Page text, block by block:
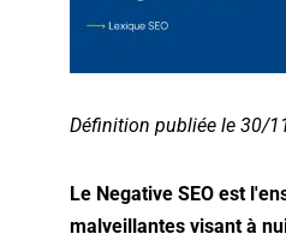
Définition publiée le 30/
Le Negative SEO est
malveillantes visant à